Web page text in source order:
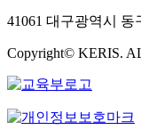
41061 대구광역시 동
Copyright© KERIS.